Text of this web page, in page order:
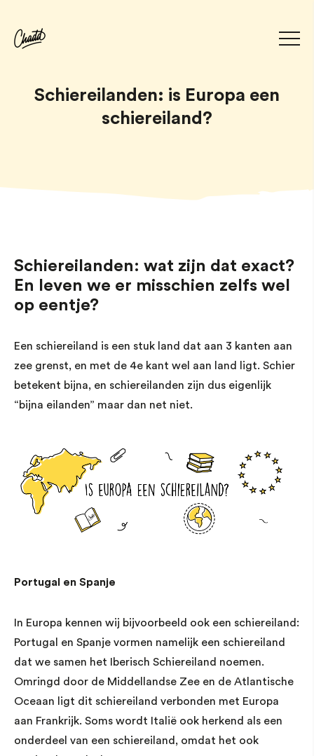
Schiereilanden: is Europa een
schiereiland?
Schiereilanden: wat zijn dat exact?
En leven we er misschien zelfs wel
op eentje?
Een schiereiland is een stuk land dat aan 3 kanten aan
zee grenst, en met de 4e kant wel aan land ligt. Schier
betekent bijna, en schiereilanden zijn dus eigenlijk
“bijna eilanden” maar dan net niet.
Portugal en Spanje
In Europa kennen wij bijvoorbeeld ook een schiereiland:
Portugal en Spanje vormen namelijk een schiereiland
dat we samen het Iberisch Schiereiland noemen.
Omringd door de Middellandse Zee en de Atlantische
Oceaan ligt dit schiereiland verbonden met Europa
aan Frankrijk. Soms wordt Italië ook herkend als een
onderdeel van een schiereiland, omdat het ook